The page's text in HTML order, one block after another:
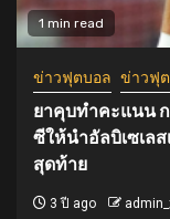
1 min read
ข่าวฟุตบอล ข่าวฟุ
ยาคุบทำคะแนน
ซีให้นำอัลบิเซเล
สุดท้าย
3 ปี ago